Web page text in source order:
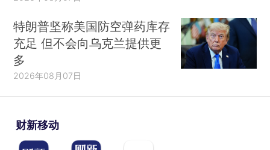
特朗普坚称美国防空弹药库存
充足 但不会向乌克兰提供更
多
2026年08月07日
财新移动